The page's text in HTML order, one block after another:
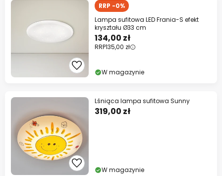
RRP -0%
Lampa sufitowa LED Frania-S efekt
kryształu Ø33 cm
134,00 zł
RRP135,00 zł
W magazynie
Lśniąca lampa sufitowa Sunny
319,00 zł
W magazynie